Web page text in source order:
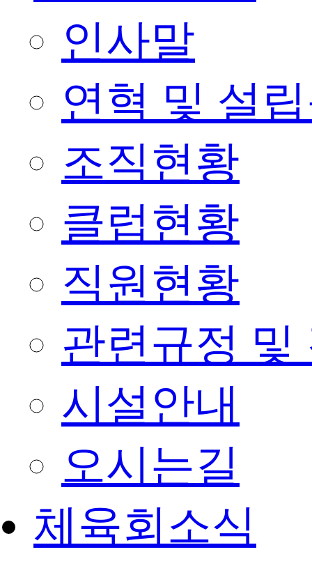
인사말
연혁 및 설
조직현황
클럽현황
직원현황
관련규정 및
시설안내
오시는길
체육회소식